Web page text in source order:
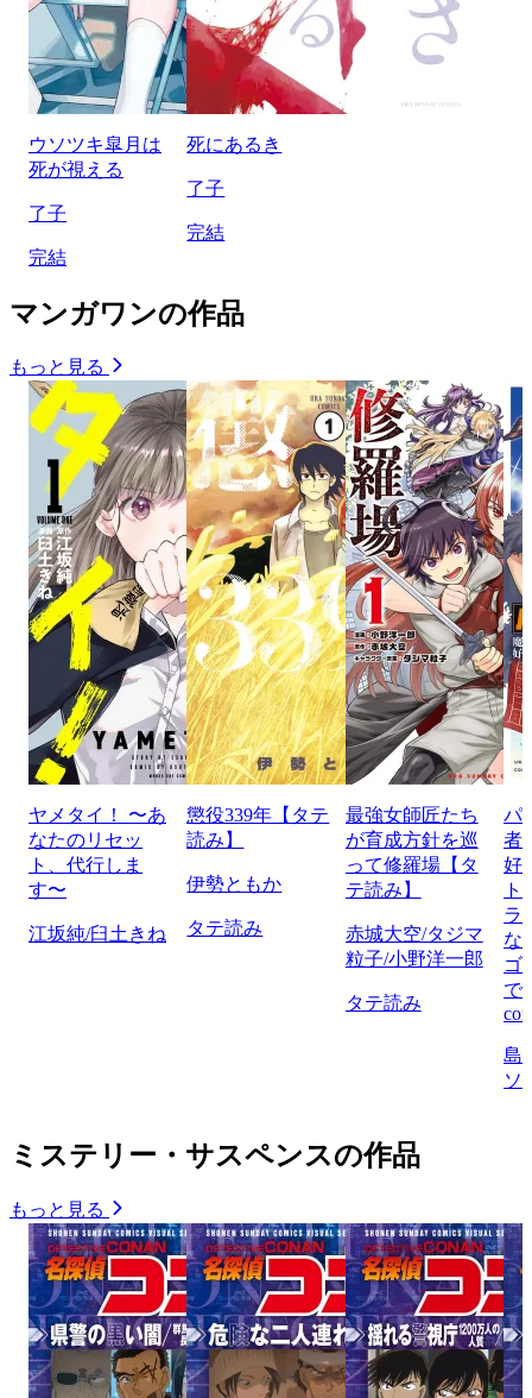
ウソツキ皐月は
死が視える
了子
完結
死にあるき
了子
完結
マンガワンの作品
もっと見る
ヤメタイ！ 〜あ
なたのリセッ
ト、代行しま
す〜
江坂純/臼土きね
懲役339年【タテ
読み】
伊勢ともか
タテ読み
最強女師匠たち
が育成方針を巡
って修羅場【タ
テ読み】
赤城大空/タジマ
粒子/小野洋一郎
タテ読み
パ
者
好
ト
ラ
な
ゴ
で
島
ソ
ミステリー・サスペンスの作品
もっと見る